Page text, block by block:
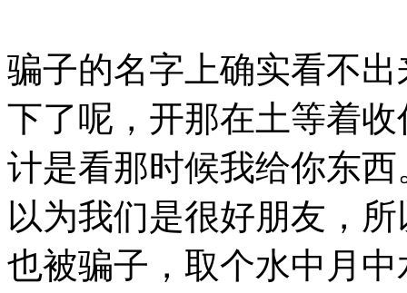
骗子的名字上确实看不
下了呢，开那在土等着
计是看那时候我给你东
以为我们是很好朋友，
也被骗子，取个水中月